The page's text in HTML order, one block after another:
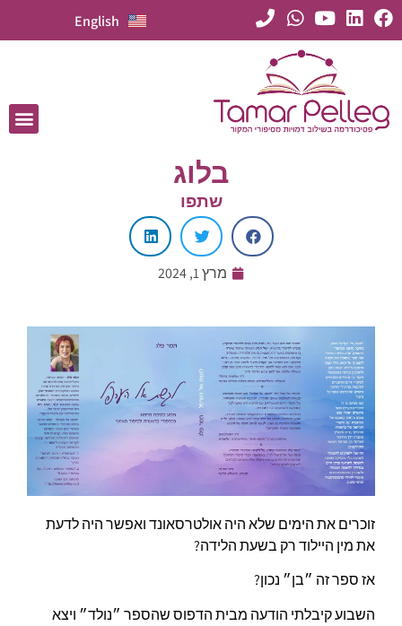
English
בלוג
שתפו
מרץ 1, 2024
זוכרים את הימים שלא היה אולטרסאונד ואפשר היה לדעת
את מין היילוד רק בשעת הלידה?
אז ספר זה ״בן״ נכון?
השבוע קיבלתי הודעה מבית הדפוס שהספר ״נולד״ ויצא